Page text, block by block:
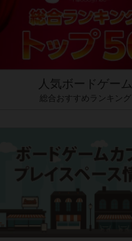
人気ボードゲーム
総合おすすめランキング